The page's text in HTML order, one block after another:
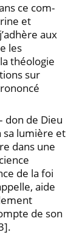
ce com­
et
aux
les
théologie
sur
don de Dieu
sa lumière et
dans une
de la foi
aide
de son